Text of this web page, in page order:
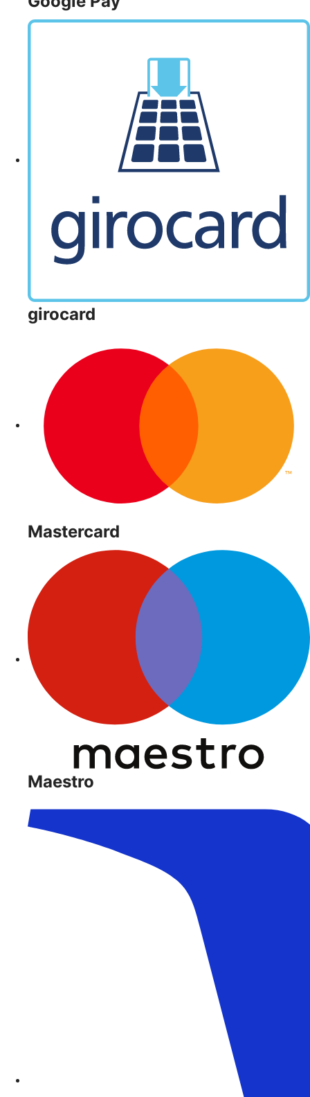
girocard
Mastercard
Maestro